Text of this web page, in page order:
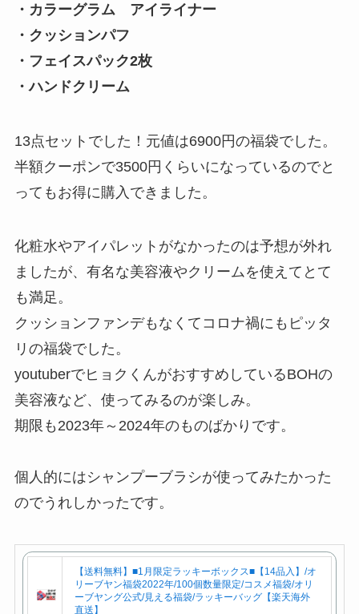
・カラーグラム アイライナー
・クッションパフ
・フェイスパック2枚
・ハンドクリーム
13点セットでした！元値は6900円の福袋でした。
半額クーポンで3500円くらいになっているのでと
ってもお得に購入できました。
化粧水やアイパレットがなかったのは予想が外れ
ましたが、有名な美容液やクリームを使えてとて
も満足。
クッションファンデもなくてコロナ禍にもピッタ
リの福袋でした。
youtuberでヒョクくんがおすすめしているBOHの
美容液など、使ってみるのが楽しみ。
期限も2023年～2024年のものばかりです。
個人的にはシャンプーブラシが使ってみたかった
のでうれしかったです。
【送料無料】■1月限定ラッキーボックス■【14品入】/オ
リーブヤン福袋2022年/100個数量限定/コスメ福袋/オリ
ーブヤング公式/見える福袋/ラッキーバッグ【楽天海外
直送】